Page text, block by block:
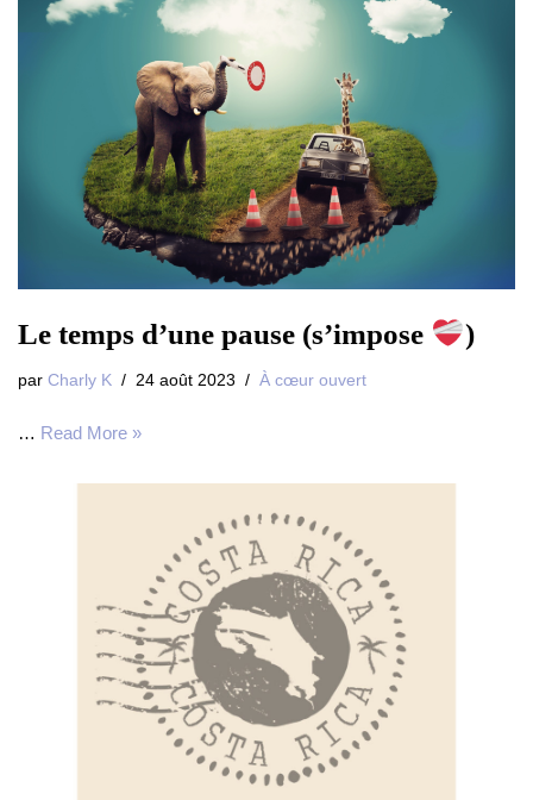
Le temps d’une pause (s’impose )
par Charly K 24 août 2023 À cœur ouvert
… Read More »